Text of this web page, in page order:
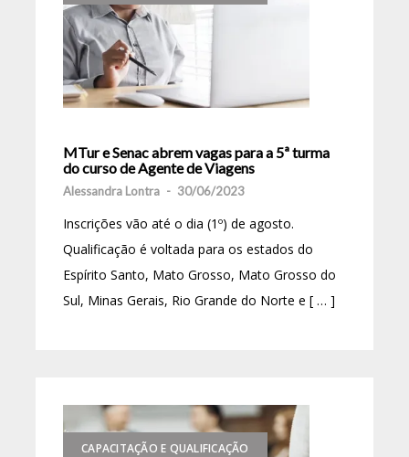
MTur e Senac abrem vagas para a 5ª turma
do curso de Agente de Viagens
Alessandra Lontra - 30/06/2023
Inscrições vão até o dia (1º) de agosto.
Qualificação é voltada para os estados do
Espírito Santo, Mato Grosso, Mato Grosso do
Sul, Minas Gerais, Rio Grande do Norte e [ … ]
CAPACITAÇÃO E QUALIFICAÇÃO